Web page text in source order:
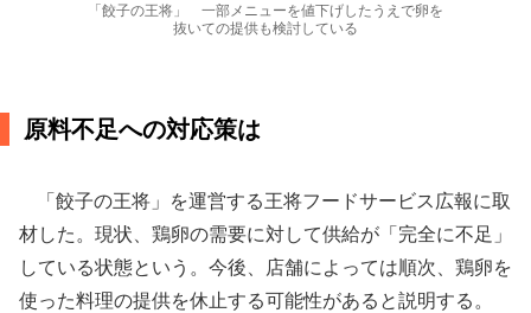
「餃子の王将」 一部メニューを値下げしたうえで卵を
抜いての提供も検討している
原料不足への対応策は
「餃子の王将」を運営する王将フードサービス広報に取
材した。現状、鶏卵の需要に対して供給が「完全に不足」
している状態という。今後、店舗によっては順次、鶏卵を
使った料理の提供を休止する可能性があると説明する。